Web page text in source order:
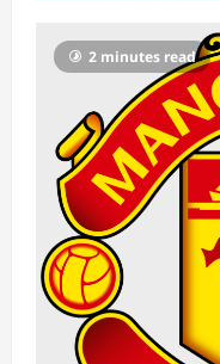
2 minutes read